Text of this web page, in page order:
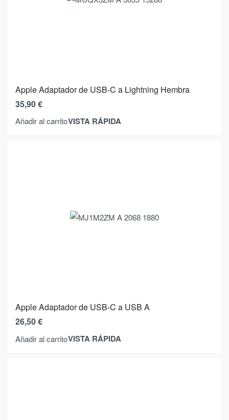
Apple Adaptador de USB-C a Lightning Hembra
35,90€
Añadir al carritoVISTA RÁPIDA
Apple Adaptador de USB-C a USB A
26,50€
Añadir al carritoVISTA RÁPIDA